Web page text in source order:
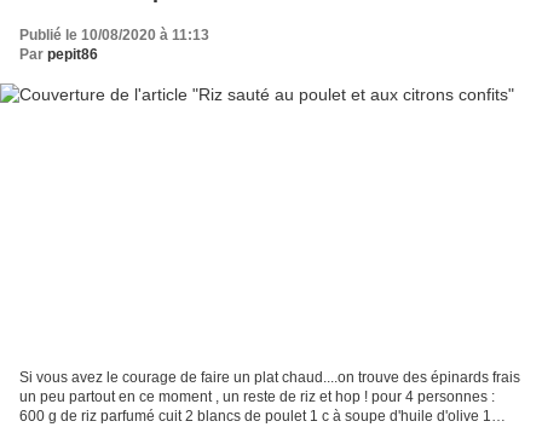
Publié le 10/08/2020 à 11:13
Par pepit86
Si vous avez le courage de faire un plat chaud....on trouve des épinards frais
un peu partout en ce moment , un reste de riz et hop ! pour 4 personnes :
600 g de riz parfumé cuit 2 blancs de poulet 1 c à soupe d'huile d'olive 1